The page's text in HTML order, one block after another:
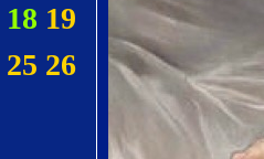
18 19
25 26